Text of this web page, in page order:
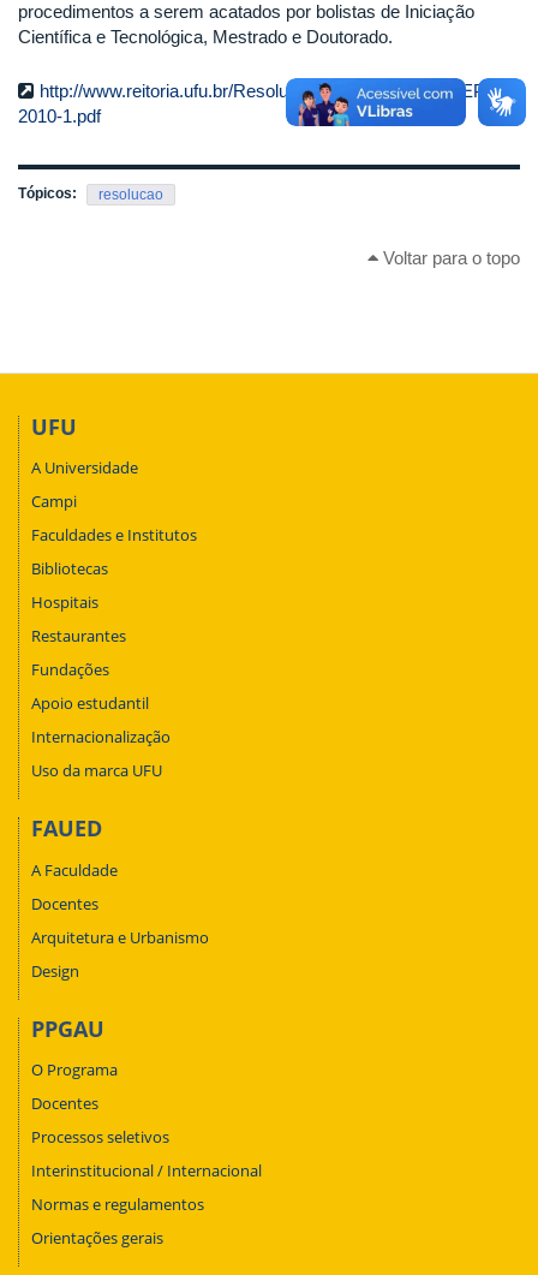
procedimentos a serem acatados por bolistas de Iniciação
Científica e Tecnológica, Mestrado e Doutorado.
http://www.reitoria.ufu.br/Resolucoes/resolucaoCONPEP-
2010-1.pdf
Tópicos: resolucao
Voltar para o topo
UFU
A Universidade
Campi
Faculdades e Institutos
Bibliotecas
Hospitais
Restaurantes
Fundações
Apoio estudantil
Internacionalização
Uso da marca UFU
FAUED
A Faculdade
Docentes
Arquitetura e Urbanismo
Design
PPGAU
O Programa
Docentes
Processos seletivos
Interinstitucional / Internacional
Normas e regulamentos
Orientações gerais